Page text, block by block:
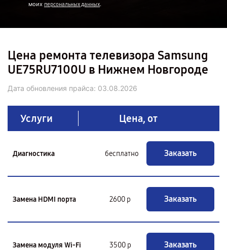
моих персональных данных.
Цена ремонта телевизора Samsung
UE75RU7100U в Нижнем Новгороде
Дата обновления прайса: 03.08.2026
Услуги Цена, от
Диагностика бесплатно Заказать
Замена HDMI порта 2600 р Заказать
Замена модуля Wi-Fi 3500 р Заказать